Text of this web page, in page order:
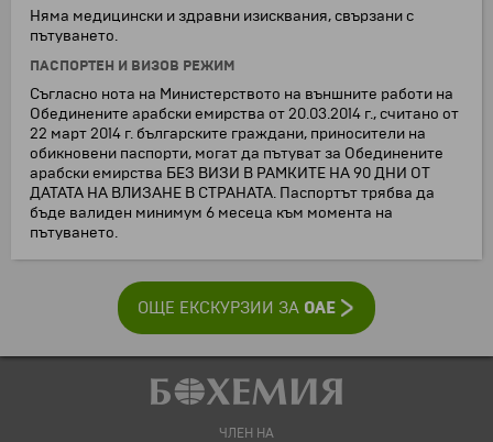
Няма медицински и здравни изисквания, свързани с
пътуването.
ПАСПОРТЕН И ВИЗОВ РЕЖИМ
Съгласно нота на Министерството на външните работи на
Обединените арабски емирства от 20.03.2014 г., считано от
22 март 2014 г. българските граждани, приносители на
обикновени паспорти, могат да пътуват за Обединените
арабски емирства БЕЗ ВИЗИ В РАМКИТЕ НА 90 ДНИ ОТ
ДАТАТА НА ВЛИЗАНЕ В СТРАНАТА. Паспортът трябва да
бъде валиден минимум 6 месеца към момента на
пътуването.
ОЩЕ ЕКСКУРЗИИ ЗА ОАЕ
ЧЛЕН НА